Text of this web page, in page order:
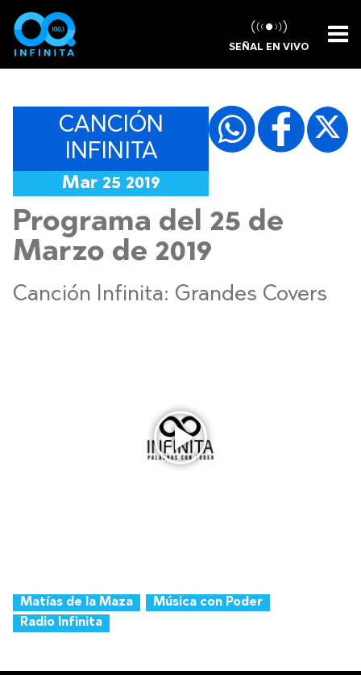
SEÑAL EN VIVO
CANCIÓN
INFINITA
Mar 25 2019
Programa del 25 de
Marzo de 2019
Canción Infinita: Grandes Covers
Matías de la Maza
Música con Poder
Radio Infinita